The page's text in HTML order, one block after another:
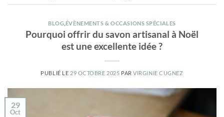
BLOG ÉVÈNEMENTS & OCCASIONS SPÉCIALES
Pourquoi offrir du savon artisanal à Noël
est une excellente idée ?
PUBLIÉ LE 29 OCTOBRE 2025 PARVIRGINIE CUGNEZ
29
Oct